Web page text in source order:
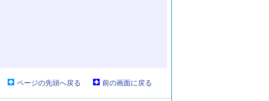
ページの先頭へ戻る 前の画面に戻る